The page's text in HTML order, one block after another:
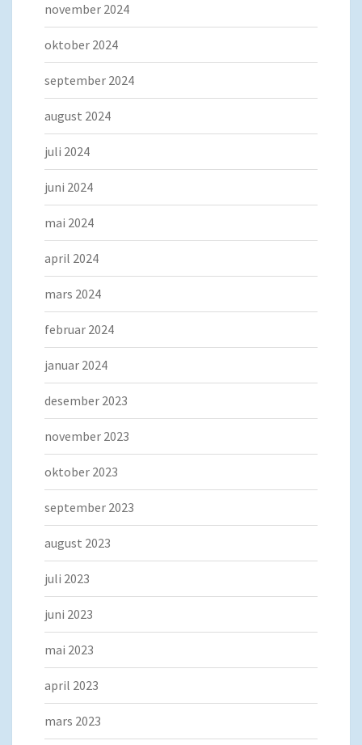
november 2024
oktober 2024
september 2024
august 2024
juli 2024
juni 2024
mai 2024
april 2024
mars 2024
februar 2024
januar 2024
desember 2023
november 2023
oktober 2023
september 2023
august 2023
juli 2023
juni 2023
mai 2023
april 2023
mars 2023